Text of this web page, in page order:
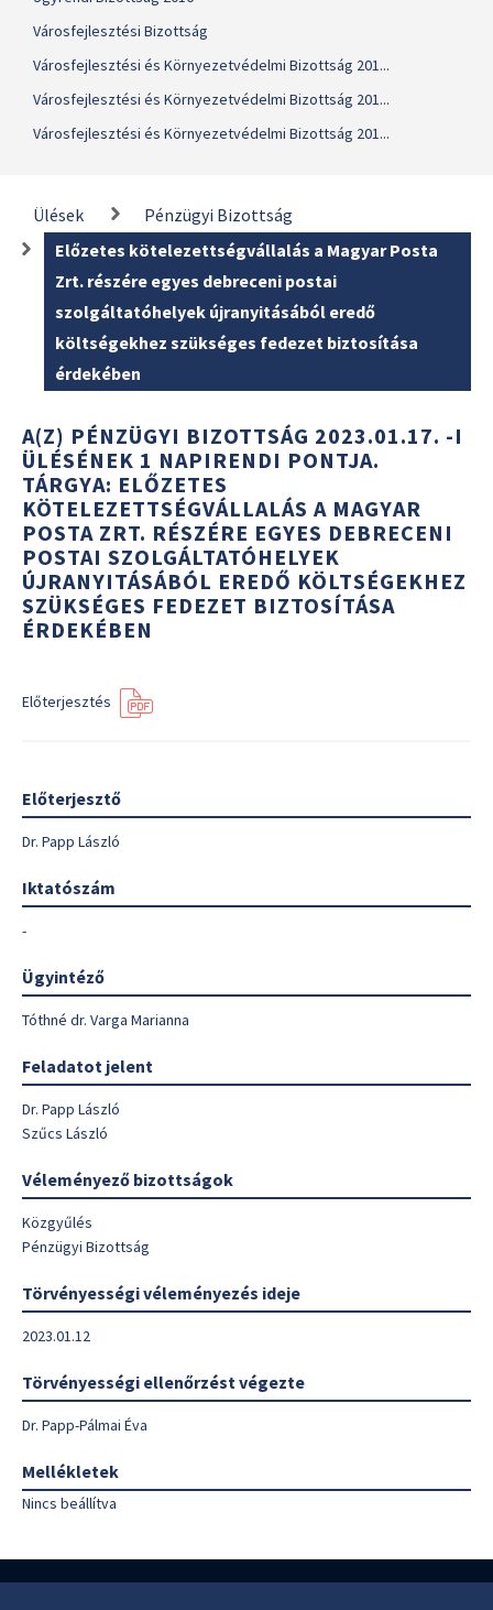
Városfejlesztési Bizottság
Városfejlesztési és Környezetvédelmi Bizottság 201...
Városfejlesztési és Környezetvédelmi Bizottság 201...
Városfejlesztési és Környezetvédelmi Bizottság 201...
Ülések
Pénzügyi Bizottság
Előzetes kötelezettségvállalás a Magyar Posta
Zrt. részére egyes debreceni postai
szolgáltatóhelyek újranyitásából eredő
költségekhez szükséges fedezet biztosítása
érdekében
A(Z) PÉNZÜGYI BIZOTTSÁG 2023.01.17. -I
ÜLÉSÉNEK 1 NAPIRENDI PONTJA.
TÁRGYA: ELŐZETES
KÖTELEZETTSÉGVÁLLALÁS A MAGYAR
POSTA ZRT. RÉSZÉRE EGYES DEBRECENI
POSTAI SZOLGÁLTATÓHELYEK
ÚJRANYITÁSÁBÓL EREDŐ KÖLTSÉGEKHEZ
SZÜKSÉGES FEDEZET BIZTOSÍTÁSA
ÉRDEKÉBEN
Előterjesztés
Előterjesztő
Dr. Papp László
Iktatószám
-
Ügyintéző
Tóthné dr. Varga Marianna
Feladatot jelent
Dr. Papp László
Szűcs László
Véleményező bizottságok
Közgyűlés
Pénzügyi Bizottság
Törvényességi véleményezés ideje
2023.01.12
Törvényességi ellenőrzést végezte
Dr. Papp-Pálmai Éva
Mellékletek
Nincs beállítva